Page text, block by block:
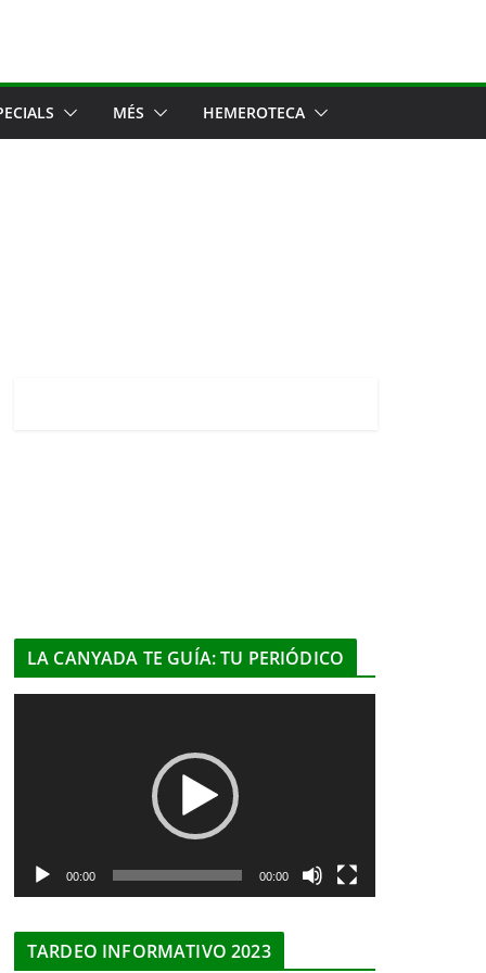
MÉS HEMEROTECA
LA CANYADA TE GUÍA: TU PERIÓDICO
c
00:00 00:00
TARDEO INFORMATIVO 2023